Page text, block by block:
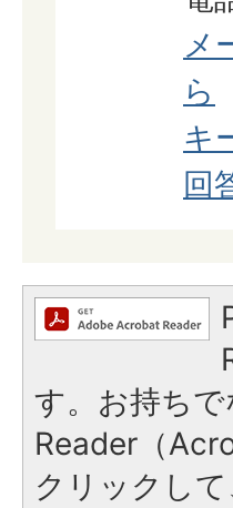
メ
ら
キ
回
す。お持ち
Reader（
クリックし